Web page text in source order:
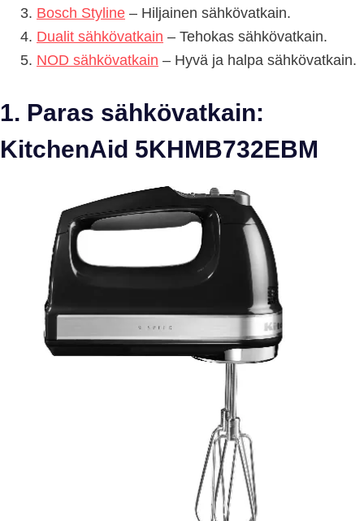
Bosch Styline – Hiljainen sähkövatkain.
Dualit sähkövatkain – Tehokas sähkövatkain.
NOD sähkövatkain – Hyvä ja halpa sähkövatkain.
1. Paras sähkövatkain:
KitchenAid 5KHMB732EBM